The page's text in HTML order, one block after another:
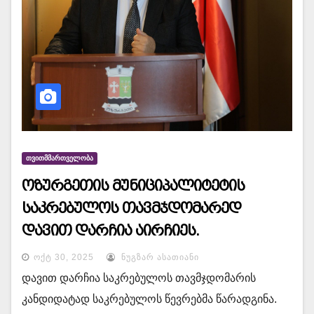
ᲗᲕᲘᲗᲛᲛᲐᲠᲗᲕᲔᲚᲝᲑᲐ
ოზურგეთის მუნიციპალიტეტის
საკრებულოს თავმჯდომარედ
დავით დარჩია აირჩიეს.
ᲝᲥᲢ 30, 2025 ᲜᲣᲒᲖᲐᲠ ᲐᲡᲐᲗᲘᲐᲜᲘ
დავით დარჩია საკრებულოს თავმჯდომარის
კანდიდატად საკრებულოს წევრებმა წარადგინა.